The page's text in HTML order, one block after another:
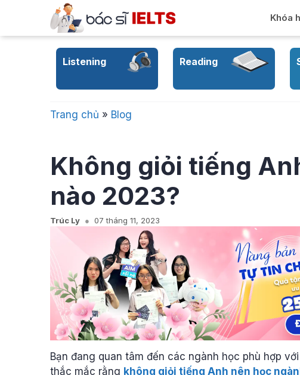
content
Khóa
Listening Reading
Trang chủ » Blog
Không giỏi tiếng
nào 2023?
Trúc Ly 07 tháng 11, 2023
Bạn đang quan tâm đến các ngành học phù hợp
thắc mắc rằng không giỏi tiếng Anh nên học